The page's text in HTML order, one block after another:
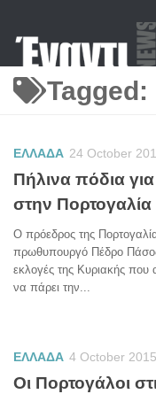
Tagged:
ΕΛΛΑΔΑ 24 October
Πήλινα πόδια
στην Πορτογαλία
Ο πρόεδρος της
πρωθυπουργό Πέδρο
εκλογές της Κυριακής που
να πάρει την...
ΕΛΛΑΔΑ 4 October 2015
Οι Πορτογάλοι